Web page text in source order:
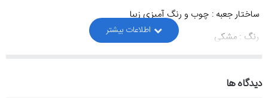
ساختار جعبه : چوب و رنگ آمیزی زیبا
رنگ : مشکی
جعبه ساعت برای چه مواردی مناسب است ؟
دیدگاه ها